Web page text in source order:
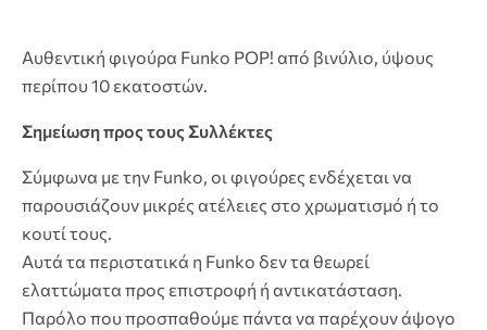
Αυθεντική φιγούρα Funko POP! από βινύλιο, ύψους
περίπου 10 εκατοστών.
Σημείωση προς τους Συλλέκτες
Σύμφωνα με την Funko, οι φιγούρες ενδέχεται να
παρουσιάζουν μικρές ατέλειες στο χρωματισμό ή το
κουτί τους.
Αυτά τα περιστατικά η Funko δεν τα θεωρεί
ελαττώματα προς επιστροφή ή αντικατάσταση.
Παρόλο που προσπαθούμε πάντα να παρέχουν άψογο